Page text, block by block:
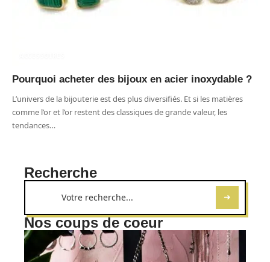
Pourquoi acheter des bijoux en acier inoxydable ?
L’univers de la bijouterie est des plus diversifiés. Et si les matières
comme l’or et l’or restent des classiques de grande valeur, les
tendances…
Recherche
Nos coups de coeur